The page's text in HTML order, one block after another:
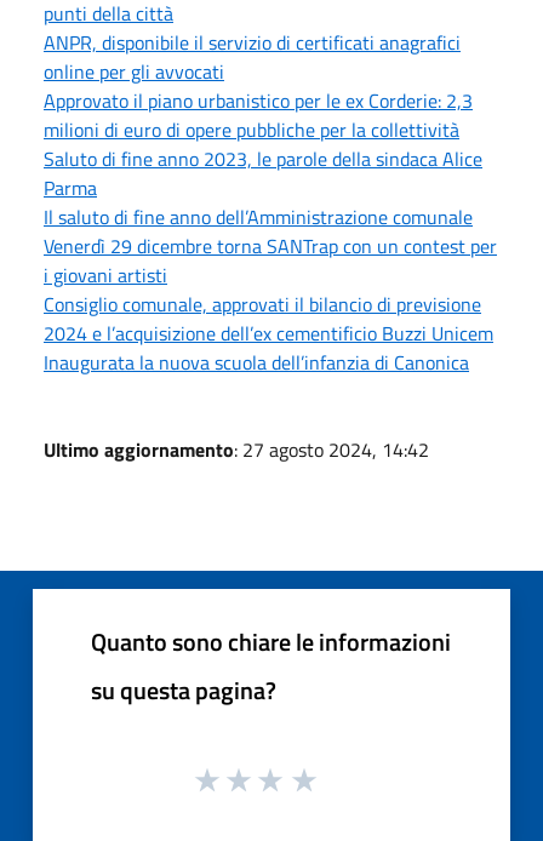
punti della città
ANPR, disponibile il servizio di certificati anagrafici
online per gli avvocati
Approvato il piano urbanistico per le ex Corderie: 2,3
milioni di euro di opere pubbliche per la collettività
Saluto di fine anno 2023, le parole della sindaca Alice
Parma
Il saluto di fine anno dell’Amministrazione comunale
Venerdì 29 dicembre torna SANTrap con un contest per
i giovani artisti
Consiglio comunale, approvati il bilancio di previsione
2024 e l’acquisizione dell’ex cementificio Buzzi Unicem
Inaugurata la nuova scuola dell’infanzia di Canonica
Ultimo aggiornamento: 27 agosto 2024, 14:42
Quanto sono chiare le informazioni
su questa pagina?